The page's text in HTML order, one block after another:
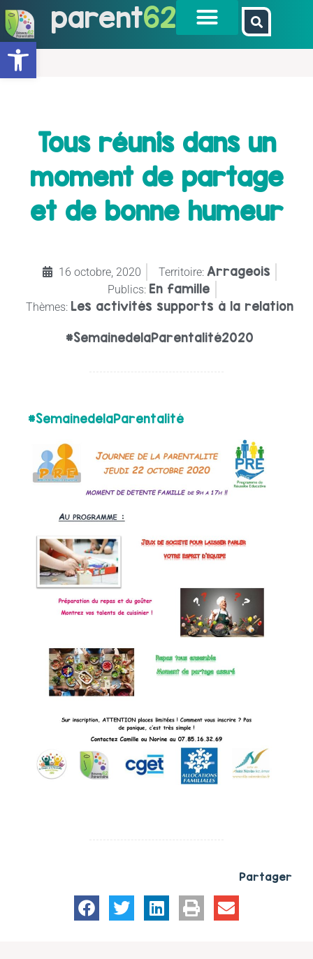
Ouvrir la barre d’outils
parent62
Tous réunis dans un
moment de partage
et de bonne humeur
16 octobre, 2020 Territoire: Arrageois
Publics: En famille
Thèmes: Les activités supports à la relation
#SemainedelaParentalité2020
#SemainedelaParentalité
Partager